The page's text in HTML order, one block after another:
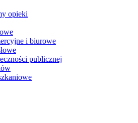
opieki
i biurowe
publicznej